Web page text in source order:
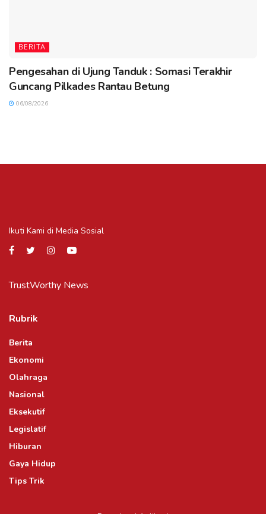
BERITA
Pengesahan di Ujung Tanduk : Somasi Terakhir
Guncang Pilkades Rantau Betung
06/08/2026
Ikuti Kami di Media Sosial
TrustWorthy News
Rubrik
Berita
Ekonomi
Olahraga
Nasional
Eksekutif
Legislatif
Hiburan
Gaya Hidup
Tips Trik